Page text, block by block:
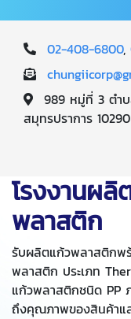
02-408-6800,
989 หมู่ที่ 3 ตำ
สมุทรปราการ 10290
โรงงานผ
พลาสติก
รับผลิตแก้วพลาสติกพ
พลาสติก ประเภท
แก้วพลาสติกชนิด PP
ถึงคุณภาพของสินค้าแ